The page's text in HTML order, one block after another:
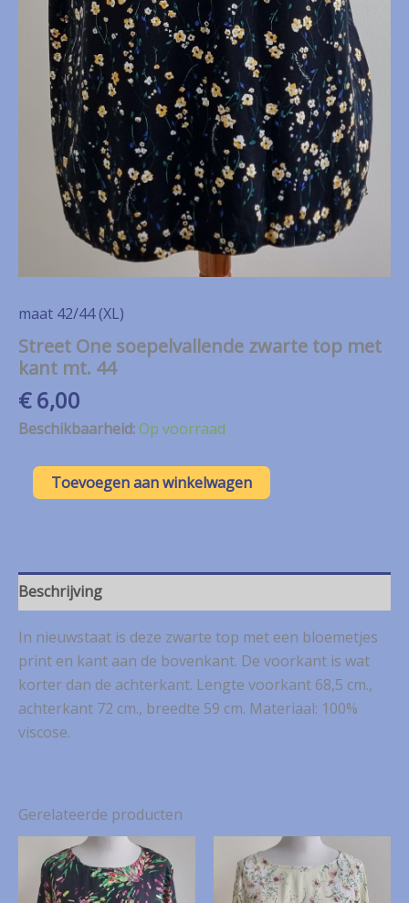
maat 42/44 (XL)
Street One soepelvallende zwarte top met
kant mt. 44
€6,00
Beschikbaarheid:Op voorraad
Street
One
kant
mt.
aantal
Toevoegen aan winkelwagen
Beschrijving
In nieuwstaat is deze zwarte top met een bloemetjes
print en kant aan de bovenkant. De voorkant is wat
korter dan de achterkant. Lengte voorkant 68,5 cm.,
achterkant 72 cm., breedte 59 cm. Materiaal: 100%
viscose.
Gerelateerde producten